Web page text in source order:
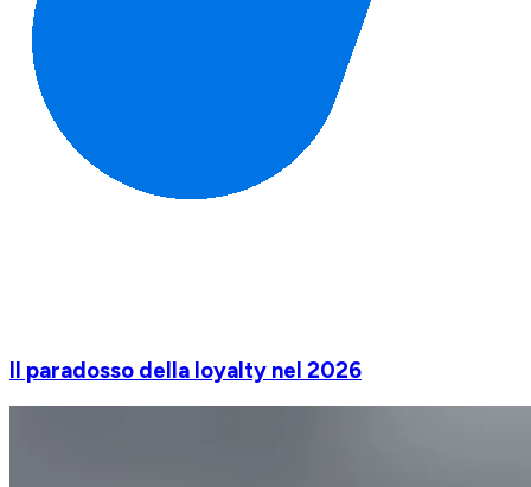
Il paradosso della loyalty nel 2026